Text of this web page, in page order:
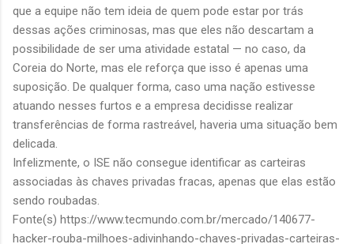
que a equipe não tem ideia de quem pode estar por trás
dessas ações criminosas, mas que eles não descartam a
possibilidade de ser uma atividade estatal — no caso, da
Coreia do Norte, mas ele reforça que isso é apenas uma
suposição. De qualquer forma, caso uma nação estivesse
atuando nesses furtos e a empresa decidisse realizar
transferências de forma rastreável, haveria uma situação bem
delicada.
Infelizmente, o ISE não consegue identificar as carteiras
associadas às chaves privadas fracas, apenas que elas estão
sendo roubadas.
Fonte(s) https://www.tecmundo.com.br/mercado/140677-
hacker-rouba-milhoes-adivinhando-chaves-privadas-carteiras-